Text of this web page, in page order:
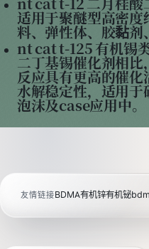
nt cat t-12 二月桂酸
适用于聚醚型高密
料、弹性体、胶黏剂
nt cat t-125 有机锡
二丁基锡催化剂相
反应具有更高的催
水解稳定性，适用
泡沫及case应用中。
友情链接BDMA有机锌有机铋